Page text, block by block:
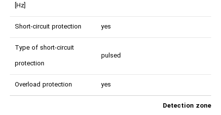
[Hz]
Short-circuit protection yes
Type of short-circuit
protection
pulsed
Overload protection yes
Detection zone